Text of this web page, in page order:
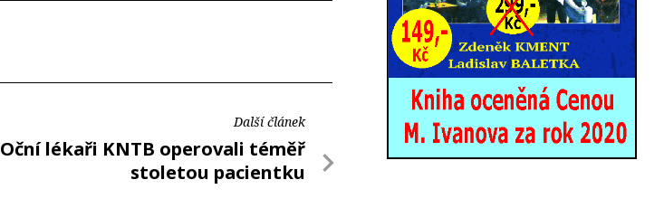
Další článek
Oční lékaři KNTB operovali téměř
stoletou pacientku